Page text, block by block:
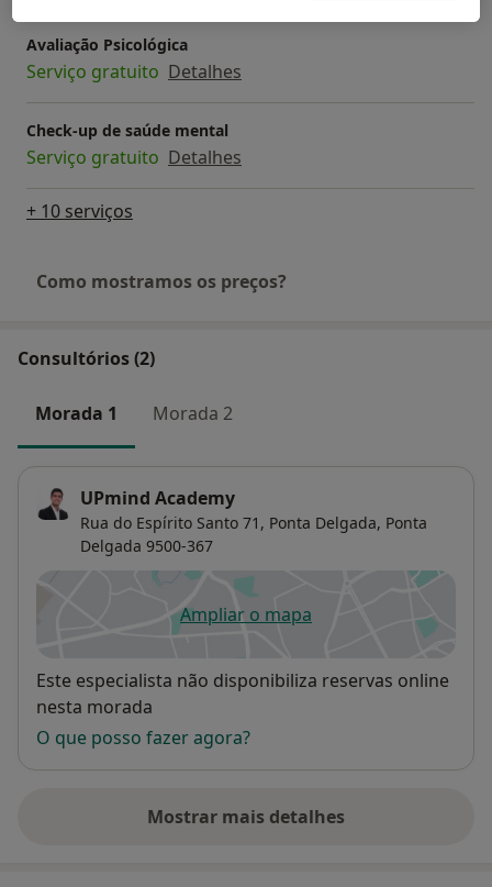
Avaliação Psicológica
Serviço gratuito Detalhes
Check-up de saúde mental
Serviço gratuito Detalhes
+ 10 serviços
Como mostramos os preços?
Consultórios (2)
Morada 1 Morada 2
UPmind Academy
Rua do Espírito Santo 71, Ponta Delgada, Ponta
Delgada 9500-367
Ampliar o mapaabre num novo separador
Disponibilidade
Este especialista não disponibiliza reservas online
nesta morada
O que posso fazer agora?
Mostrar mais detalhes
sobre o endereço